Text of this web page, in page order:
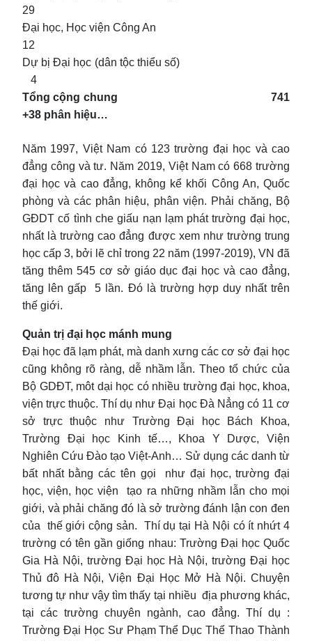
29
Đại học, Học viện Công An
12
Dự bị Đại học (dân tộc thiểu số)
4
Tổng cộng chung 741
+38 phân hiệu…
Năm 1997, Việt Nam có 123 trường đại học và cao
đẳng công và tư. Năm 2019, Việt Nam có 668 trường
đại học và cao đẳng, không kể khối Công An, Quốc
phòng và các phân hiệu, phân viện. Phải chăng, Bộ
GĐDT cố tình che giấu nạn lạm phát trường đại học,
nhất là trường cao đẳng được xem như trường trung
học cấp 3, bởi lẽ chỉ trong 22 năm (1997-2019), VN đã
tăng thêm 545 cơ sở giáo dục đại học và cao đẳng,
tăng lên gấp 5 lần. Đó là trường hợp duy nhất trên
thế giới.
Quản trị đại học mánh mung
Đại học đã lạm phát, mà danh xưng các cơ sở đại học
cũng không rõ ràng, dễ nhầm lẫn. Theo tổ chức của
Bộ GDĐT, môt dại học có nhiều trường đại học, khoa,
viện trực thuộc. Thí dụ như Đại học Đà Nẳng có 11 cơ
sở trực thuộc như Trường Đại học Bách Khoa,
Trường Đại học Kinh tế…, Khoa Y Dược, Viện
Nghiên Cứu Đào tạo Việt-Anh… Sử dụng các danh từ
bất nhất bằng các tên gọi như đại học, trường đại
học, viện, học viện tạo ra những nhầm lẫn cho mọi
giới, và phải chăng đó là sở trường đánh lận con đen
của thế giới cộng sản. Thí dụ tại Hà Nội có ít nhứt 4
trường có tên gần giống nhau: Trường Đại học Quốc
Gia Hà Nội, trường Đại học Hà Nội, trường Đại học
Thủ đô Hà Nội, Viện Đại Học Mở Hà Nội. Chuyện
tương tự như vậy tìm thấy tại nhiều địa phương khác,
tại các trường chuyên ngành, cao đẳng. Thí dụ :
Trường Đại Học Sư Phạm Thể Dục Thể Thao Thành